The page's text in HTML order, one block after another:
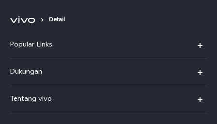
Detail
Popular Links
T5
T5 Pro
Dukungan
Service Center
Tentang vivo